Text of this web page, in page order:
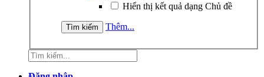
Hiển thị kết quả dạng Chủ đề
Thêm...